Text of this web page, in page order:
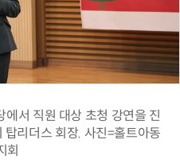
서 직원 대상 초청 강연을 진
리더스 회장. 사진=홀트아동
회